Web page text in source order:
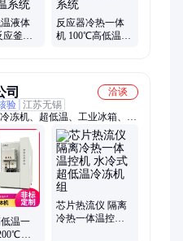
系统、低温冷冻机
液体
应釜冷
反应器冷热一体
机 100℃高低温循
司
洽谈
验 江苏无锡
冻机、超低温、工业冰箱、新
测试机
温一
制
芯片热流仪 隔离
冷热一体温控机